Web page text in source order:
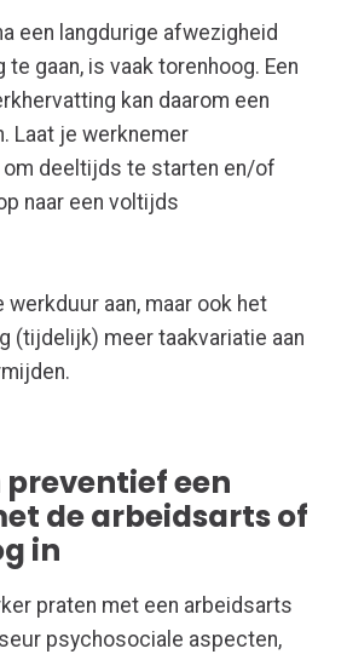
een langdurige afwezigheid
te gaan, is vaak torenhoog. Een
kan daarom een
Laat je werknemer
deeltijds te starten en/of
naar een voltijds
werkduur aan, maar ook het
(tijdelijk) meer taakvariatie aan
preventief een
de arbeidsarts of
in
praten met een arbeidsarts
psychosociale aspecten,